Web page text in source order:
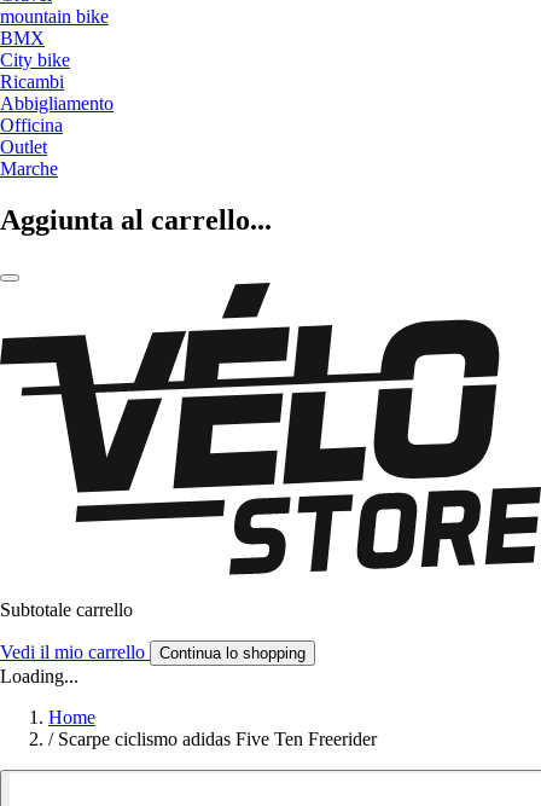
mountain bike
BMX
City bike
Ricambi
Abbigliamento
Officina
Outlet
Marche
Aggiunta al carrello...
Subtotale carrello
Vedi il mio carrello Continua lo shopping
Loading...
Home
/ Scarpe ciclismo adidas Five Ten Freerider